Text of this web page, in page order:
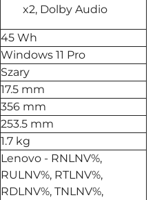
x2, Dolby Audio
45 Wh
Windows 11 Pro
Szary
17.5 mm
356 mm
253.5 mm
1.7 kg
Lenovo - RNLNV%,
RULNV%, RTLNV%,
RDLNV%, TNLNV%,